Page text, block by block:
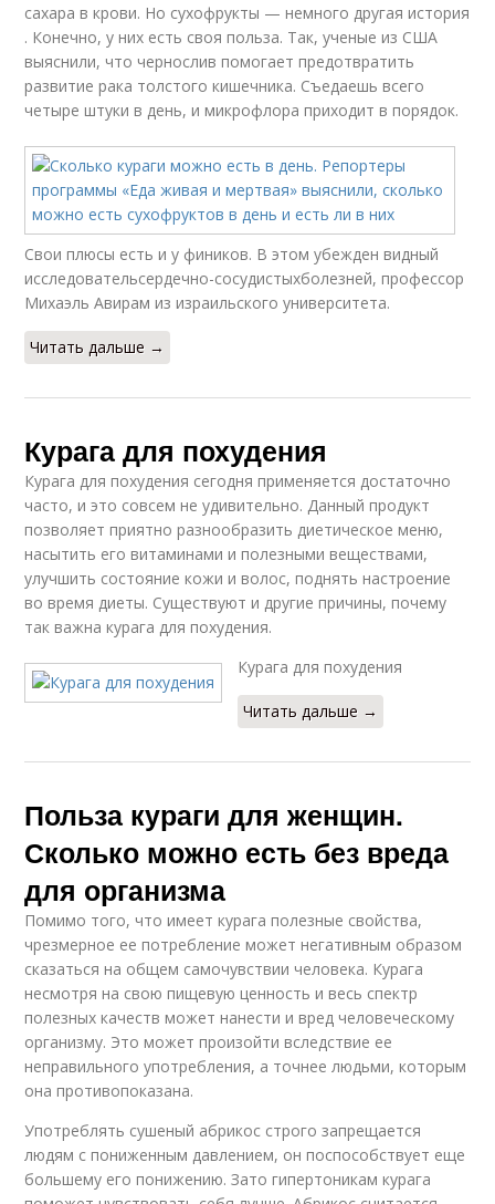
сахара в крови. Но сухофрукты — немного другая история
. Конечно, у них есть своя польза. Так, ученые из США
выяснили, что чернослив помогает предотвратить
развитие рака толстого кишечника. Съедаешь всего
четыре штуки в день, и микрофлора приходит в порядок.
Свои плюсы есть и у фиников. В этом убежден видный
исследовательсердечно-сосудистыхболезней, профессор
Михаэль Авирам из израильского университета.
Читать дальше →
Курага для похудения
Курага для похудения сегодня применяется достаточно
часто, и это совсем не удивительно. Данный продукт
позволяет приятно разнообразить диетическое меню,
насытить его витаминами и полезными веществами,
улучшить состояние кожи и волос, поднять настроение
во время диеты. Существуют и другие причины, почему
так важна курага для похудения.
Курага для похудения
Читать дальше →
Польза кураги для женщин.
Сколько можно есть без вреда
для организма
Помимо того, что имеет курага полезные свойства,
чрезмерное ее потребление может негативным образом
сказаться на общем самочувствии человека. Курага
несмотря на свою пищевую ценность и весь спектр
полезных качеств может нанести и вред человеческому
организму. Это может произойти вследствие ее
неправильного употребления, а точнее людьми, которым
она противопоказана.
Употреблять сушеный абрикос строго запрещается
людям с пониженным давлением, он поспособствует еще
большему его понижению. Зато гипертоникам курага